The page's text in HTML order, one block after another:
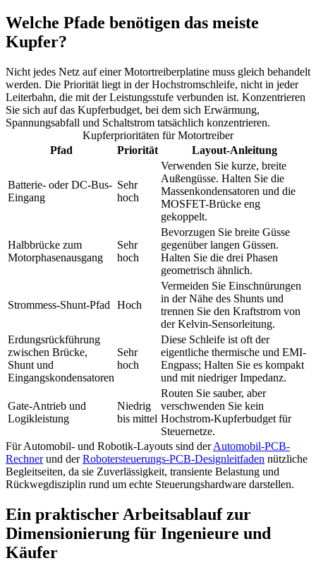
Welche Pfade benötigen das meiste
Kupfer?
Nicht jedes Netz auf einer Motortreiberplatine muss gleich behandelt
werden. Die Priorität liegt in der Hochstromschleife, nicht in jeder
Leiterbahn, die mit der Leistungsstufe verbunden ist. Konzentrieren
Sie sich auf das Kupferbudget, bei dem sich Erwärmung,
Spannungsabfall und Schaltstrom tatsächlich konzentrieren.
Kupferprioritäten für Motortreiber
Pfad
Priorität Layout-Anleitung
Batterie- oder DC-Bus-
Eingang
Sehr
hoch
Verwenden Sie kurze, breite
Außengüsse. Halten Sie die
Massenkondensatoren und die
MOSFET-Brücke eng
gekoppelt.
Halbbrücke zum
Motorphasenausgang
Sehr
hoch
Bevorzugen Sie breite Güsse
gegenüber langen Güssen.
Halten Sie die drei Phasen
geometrisch ähnlich.
Strommess-Shunt-Pfad Hoch
Vermeiden Sie Einschnürungen
in der Nähe des Shunts und
trennen Sie den Kraftstrom von
der Kelvin-Sensorleitung.
Erdungsrückführung
zwischen Brücke,
Shunt und
Eingangskondensatoren
Sehr
hoch
Diese Schleife ist oft der
eigentliche thermische und EMI-
Engpass; Halten Sie es kompakt
und mit niedriger Impedanz.
Gate-Antrieb und
Logikleistung
Niedrig
bis mittel
Routen Sie sauber, aber
verschwenden Sie kein
Hochstrom-Kupferbudget für
Steuernetze.
Für Automobil- und Robotik-Layouts sind derAutomobil-PCB-
Rechnerund derRobotersteuerungs-PCB-Designleitfaden nützliche
Begleitseiten, da sie Zuverlässigkeit, transiente Belastung und
Rückwegdisziplin rund um echte Steuerungshardware darstellen.
Ein praktischer Arbeitsablauf zur
Dimensionierung für Ingenieure und
Käufer